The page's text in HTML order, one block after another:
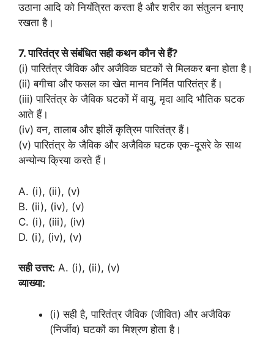
उठाना आदि को नियंत्रित करता है और शरीर का संतुलन बनाए
रखता है।
7. पारितंत्र से संबंधित सही कथन कौन से हैं?
(i) पारितंत्र जैविक और अजैविक घटकों से मिलकर बना होता है।
(ii) बगीचा और फसल का खेत मानव निर्मित पारितंत्र हैं।
(iii) पारितंत्र के जैविक घटकों में वायु, मृदा आदि भौतिक घटक
आते हैं।
(iv) वन, तालाब और झीलें कृत्रिम पारितंत्र हैं।
(v) पारितंत्र के जैविक और अजैविक घटक एक-दूसरे के साथ
अन्योन्य क्रिया करते हैं।
A. (i), (ii), (v)
B. (ii), (iv), (v)
C. (i), (iii), (iv)
D. (i), (iv), (v)
सही उत्तर: A. (i), (ii), (v)
व्याख्या:
(i) सही है, पारितंत्र जैविक (जीवित) और अजैविक
(निर्जीव) घटकों का मिश्रण होता है।